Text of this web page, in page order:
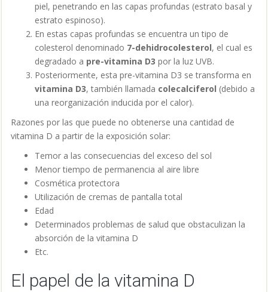
piel, penetrando en las capas profundas (estrato basal y
estrato espinoso).
En estas capas profundas se encuentra un tipo de
colesterol denominado 7-dehidrocolesterol, el cual es
degradado a pre-vitamina D3 por la luz UVB.
Posteriormente, esta pre-vitamina D3 se transforma en
vitamina D3, también llamada colecalciferol (debido a
una reorganización inducida por el calor).
Razones por las que puede no obtenerse una cantidad de
vitamina D a partir de la exposición solar:
Temor a las consecuencias del exceso del sol
Menor tiempo de permanencia al aire libre
Cosmética protectora
Utilización de cremas de pantalla total
Edad
Determinados problemas de salud que obstaculizan la
absorción de la vitamina D
Etc.
El papel de la vitamina D